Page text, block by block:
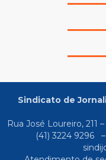
Sindicato de
Rua José Loureiro, 211
(41) 3224 9296
–